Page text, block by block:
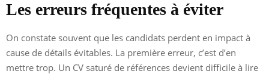
Les erreurs fréquentes à éviter
On constate souvent que les candidats perdent en impact à
cause de détails évitables. La première erreur, c’est d’en
mettre trop. Un CV saturé de références devient difficile à lire